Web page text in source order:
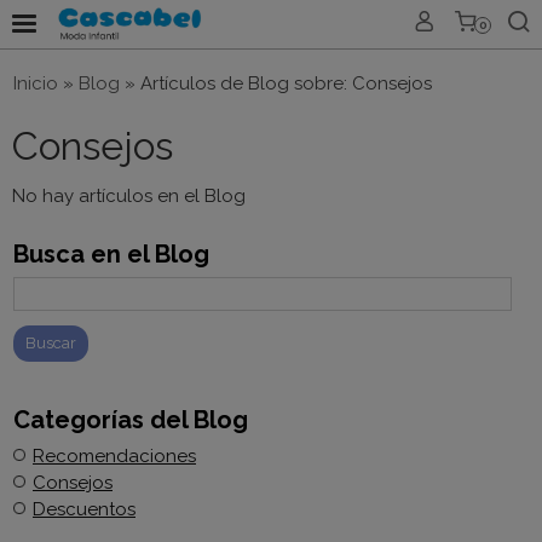
0
Busca en el Blog
Categorías del Blog
Recomendaciones
Consejos
Descuentos
Inicio » Blog » Artículos de Blog sobre: Consejos
Consejos
No hay artículos en el Blog